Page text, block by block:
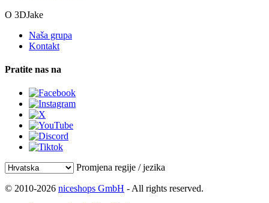
O 3DJake
Naša grupa
Kontakt
Pratite nas na
Promjena regije / jezika
© 2010-2026 niceshops GmbH - All rights reserved.